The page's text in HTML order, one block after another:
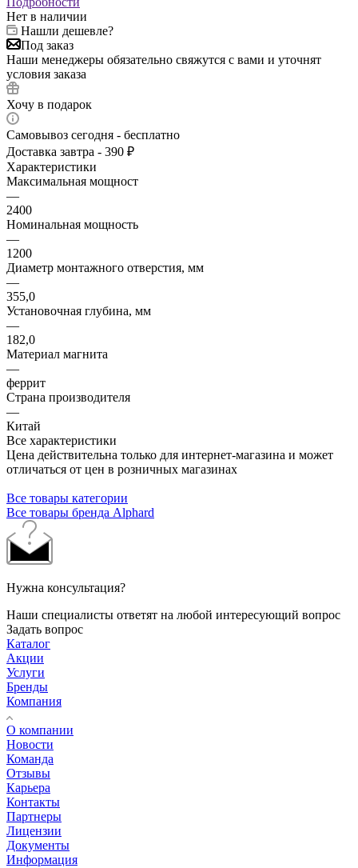
Нет в наличии
Нашли дешевле?
Под заказ
Наши менеджеры обязательно свяжутся с вами и уточнят
условия заказа
Хочу в подарок
Самовывоз сегодня - бесплатно
Доставка завтра - 390 ₽
Характеристики
Максимальная мощност
—
2400
Номинальная мощность
—
1200
Диаметр монтажного отверстия, мм
—
355,0
Установочная глубина, мм
—
182,0
Материал магнита
—
феррит
Страна производителя
—
Китай
Все характеристики
Цена действительна только для интернет-магазина и может
отличаться от цен в розничных магазинах
Все товары категории
Все товары бренда Alphard
Нужна консультация?
Наши специалисты ответят на любой интересующий вопрос
Задать вопрос
Каталог
Акции
Услуги
Бренды
Компания
О компании
Новости
Команда
Отзывы
Карьера
Контакты
Партнеры
Лицензии
Документы
Информация